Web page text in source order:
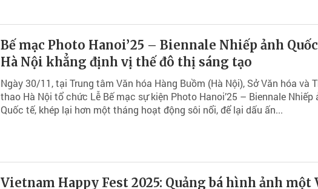
Bế mạc Photo Hanoi’25 – Biennale Nhiếp ảnh
Hà Nội khẳng định vị thế đô thị sáng tạo
Ngày 30/11, tại Trung tâm Văn hóa Hàng Buồm (Hà Nội), Sở Văn hóa và
thao Hà Nội tổ chức Lễ Bế mạc sự kiện Photo Hanoi’25 – Biennale Nhiếp
Quốc tế, khép lại hơn một tháng hoạt động sôi nổi, để lại dấu ấn...
Vietnam Happy Fest 2025: Quảng bá hình ảnh một